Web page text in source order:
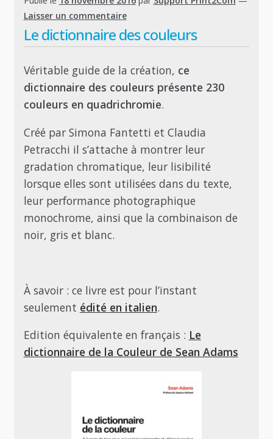
Laisser un commentaire
Le dictionnaire des couleurs
Véritable guide de la création, ce
dictionnaire des couleurs présente 230
couleurs en quadrichromie.
Créé par Simona Fantetti et Claudia
Petracchi il s’attache à montrer leur
gradation chromatique, leur lisibilité
lorsque elles sont utilisées dans du texte,
leur performance photographique
monochrome, ainsi que la combinaison de
noir, gris et blanc.
À savoir : ce livre est pour l’instant
seulement édité en italien.
Edition équivalente en français : Le
dictionnaire de la Couleur de Sean Adams